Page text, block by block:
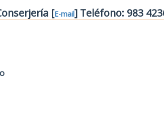
[E-mail] Teléfono: 983